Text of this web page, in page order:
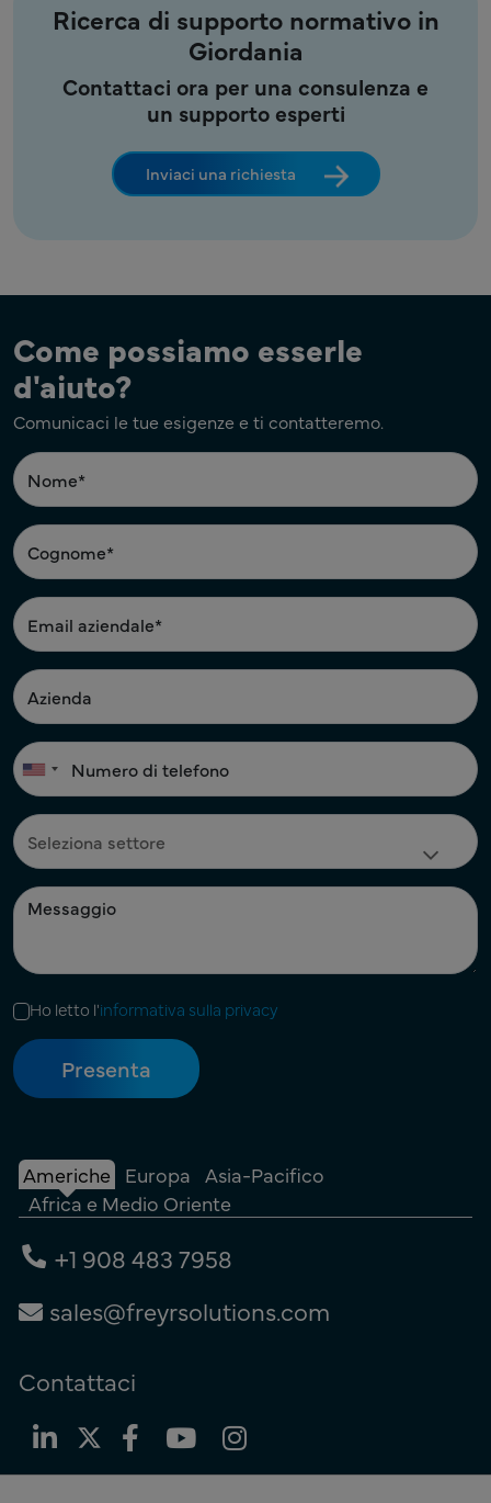
Ricerca di supporto normativo in
Giordania
Contattaci ora per una consulenza e
un supporto esperti
Inviaci una richiesta
Come possiamo esserle
d'aiuto?
Comunicaci le tue esigenze e ti contatteremo.
Ho letto l'informativa sulla privacy
Americhe Europa Asia-Pacifico
Africa e Medio Oriente
+1 908 483 7958
sales@freyrsolutions.com
Contattaci